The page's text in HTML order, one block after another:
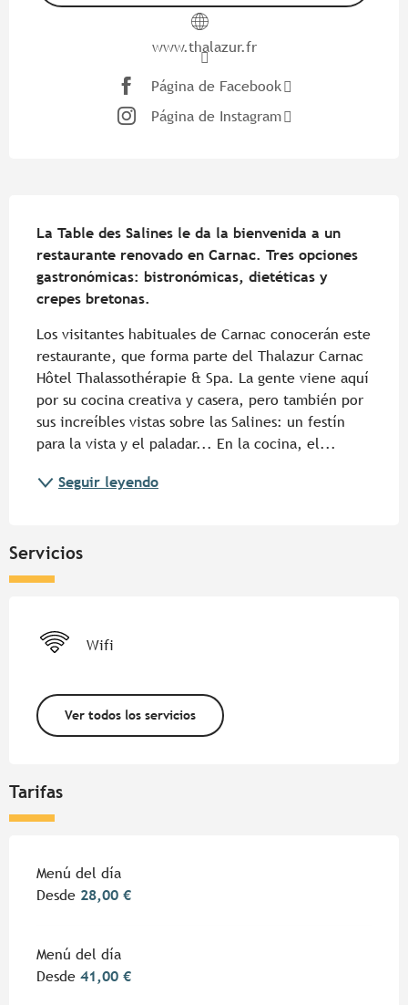
www.thalazur.fr
Página de Facebook
Página de Instagram
La Table des Salines le da la bienvenida a un
restaurante renovado en Carnac. Tres opciones
gastronómicas: bistronómicas, dietéticas y
crepes bretonas.
Los visitantes habituales de Carnac conocerán este
restaurante, que forma parte del Thalazur Carnac
Hôtel Thalassothérapie & Spa. La gente viene aquí
por su cocina creativa y casera, pero también por
sus increíbles vistas sobre las Salines: un festín
para la vista y el paladar... En la cocina, el...
Seguir leyendo
Servicios
Wifi
Ver todos los servicios
Tarifas
Tarifas 2026
Menú del día
Desde 28,00 €
Menú del día
Desde 41,00 €